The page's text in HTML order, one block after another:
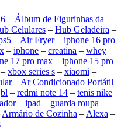
– Álbum de Figurinhas da
Celulares – Hub Geladeira –
– Air Fryer– iphone 16 pro
– iphone – creatina – whey
17 pro max – iphone 15 pro
– xbox series s – xiaomi –
– Ar Condicionado Portátil
– redmi note 14 – tenis nike
– ipad – guarda roupa –
Armário de Cozinha – Alexa –